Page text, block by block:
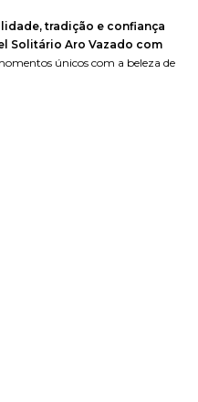
tradição e confiança
Solitário Aro Vazado com
únicos com a beleza de